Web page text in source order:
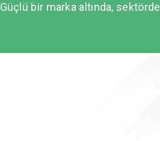
Güçlü bir marka altında,